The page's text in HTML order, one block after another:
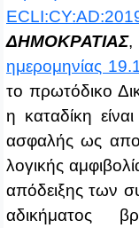
ΔΗΜΟΚΡΑΤΙΑΣ
ημερομηνίας
το πρωτόδικο
η καταδίκη
ασφαλής ως
λογικής
απόδειξης των
αδικήματος